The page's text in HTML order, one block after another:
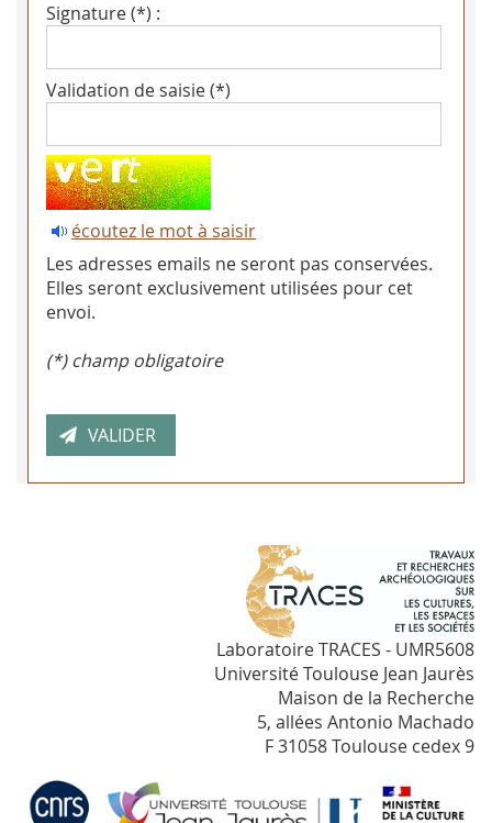
Signature (*) :
Validation de saisie (*)
écoutez le mot à saisir
Les adresses emails ne seront pas conservées.
Elles seront exclusivement utilisées pour cet
envoi.
(*) champ obligatoire
Laboratoire TRACES - UMR5608
Université Toulouse Jean Jaurès
Maison de la Recherche
5, allées Antonio Machado
F 31058 Toulouse cedex 9